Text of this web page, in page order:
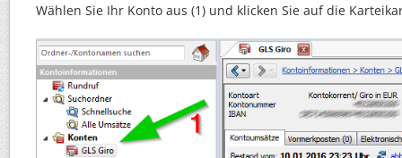
Wählen Sie Ihr Konto aus (1) und klicken Sie auf die